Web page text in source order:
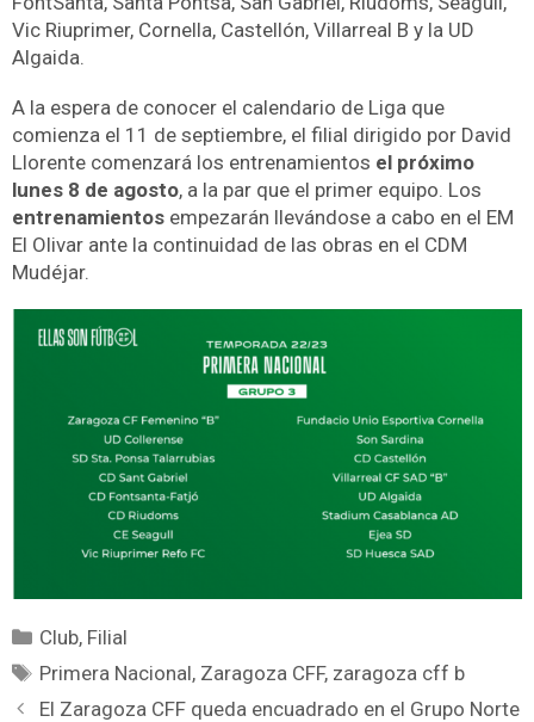
Vic Riuprimer, Cornella, Castellón, Villarreal B y la UD
Algaida.
A la espera de conocer el calendario de Liga que
comienza el 11 de septiembre, el filial dirigido por David
Llorente comenzará los entrenamientos el próximo
lunes 8 de agosto, a la par que el primer equipo. Los
entrenamientos empezarán llevándose a cabo en el EM
El Olivar ante la continuidad de las obras en el CDM
Mudéjar.
Club, Filial
Primera Nacional, Zaragoza CFF, zaragoza cff b
El Zaragoza CFF queda encuadrado en el Grupo Norte